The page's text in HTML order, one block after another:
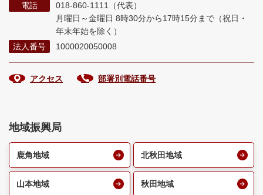
電話
018-860-1111（代表）
月曜日～金曜日 8時30分から17時15分まで （祝日・
年末年始を除く）
法人番号
1000020050008
アクセス 部署別電話番号
地域振興局
鹿角地域 北秋田地域
山本地域 秋田地域